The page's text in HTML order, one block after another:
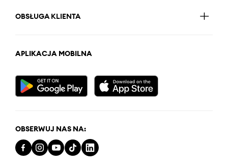
OBSŁUGA KLIENTA
APLIKACJA MOBILNA
OBSERWUJ NAS NA: